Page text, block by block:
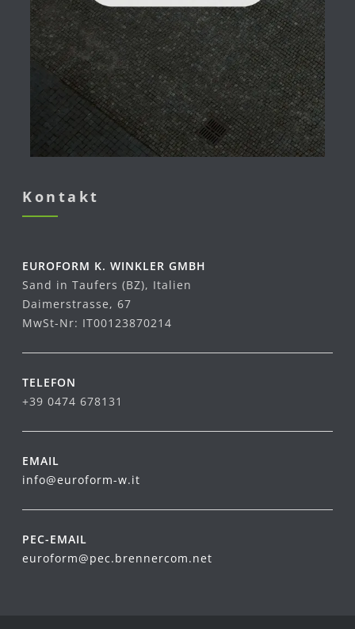
Kontakt
EUROFORM K. WINKLER GMBH
Sand in Taufers (BZ), Italien
Daimerstrasse, 67
MwSt-Nr: IT00123870214
TELEFON
+39 0474 678131
EMAIL
info@euroform-w.it
PEC-EMAIL
euroform@pec.brennercom.net